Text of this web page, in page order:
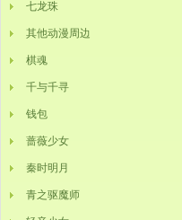
七龙珠
其他动漫周边
棋魂
千与千寻
钱包
蔷薇少女
秦时明月
青之驱魔师